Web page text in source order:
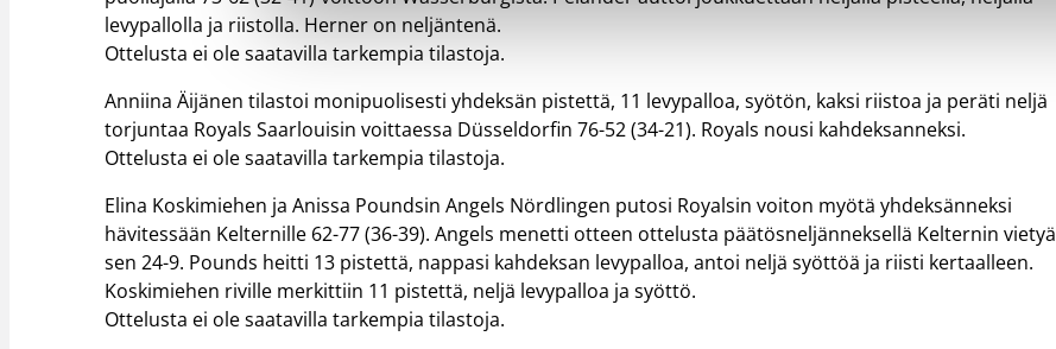
levypallolla ja riistolla. Herner on neljäntenä.
Ottelusta ei ole saatavilla tarkempia tilastoja.
Anniina Äijänen tilastoi monipuolisesti yhdeksän pistettä, 11 levypalloa, syötön, kaksi riistoa ja peräti neljä
torjuntaa Royals Saarlouisin voittaessa Düsseldorfin 76-52 (34-21). Royals nousi kahdeksanneksi.
Ottelusta ei ole saatavilla tarkempia tilastoja.
Elina Koskimiehen ja Anissa Poundsin Angels Nördlingen putosi Royalsin voiton myötä yhdeksänneksi
hävitessään Kelternille 62-77 (36-39). Angels menetti otteen ottelusta päätösneljänneksellä Kelternin vietyä
sen 24-9. Pounds heitti 13 pistettä, nappasi kahdeksan levypalloa, antoi neljä syöttöä ja riisti kertaalleen.
Koskimiehen riville merkittiin 11 pistettä, neljä levypalloa ja syöttö.
Ottelusta ei ole saatavilla tarkempia tilastoja.